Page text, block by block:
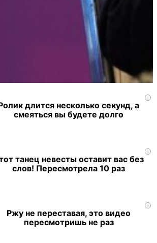
i
длится несколько секунд, а
смеяться вы будете долго
i
танец невесты оставит вас без
слов! Пересмотрела 10 раз
i
Ржу не переставая, это видео
пересмотришь не раз